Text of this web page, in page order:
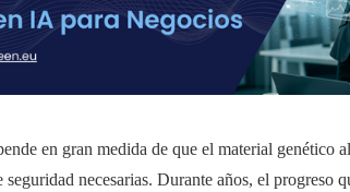
en gran medida de que el material genético
necesarias. Durante años, el progreso